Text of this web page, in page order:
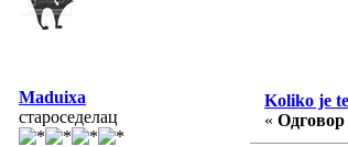
Maduixa
староседелац
Koliko je
« Одговор